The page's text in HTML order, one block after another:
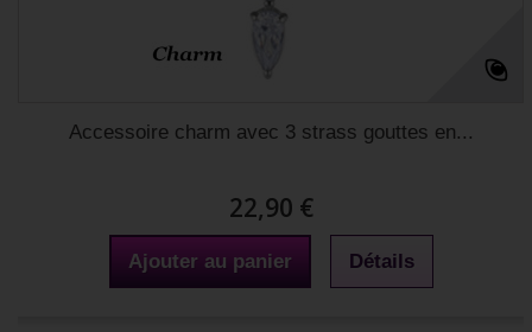
Accessoire charm avec 3 strass gouttes en...
22,90 €
Ajouter au panier Détails